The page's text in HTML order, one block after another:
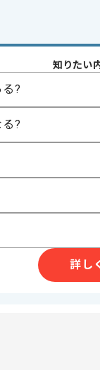
へ
ルをお持ちであれば申
1人
複数プロジェクト
い方にお勧めです。
知りたい
?
?
詳し